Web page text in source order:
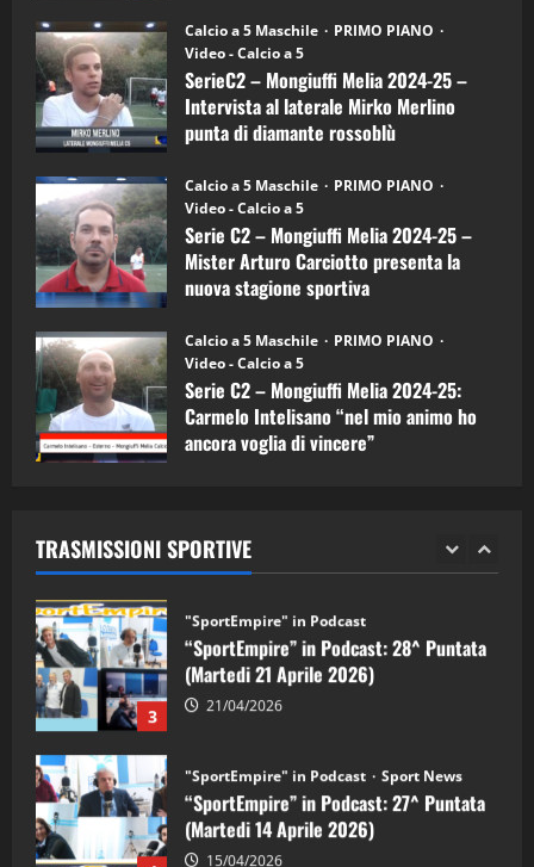
6)
–
Intervista
a
mister
Arturo
Carciotto
(Mongiuffi
Calcio a 5 Maschile
PRIMO PIANO
Video - Calcio a 5
SerieC2 – Mongiuffi Melia 2024-25 –
Intervista al laterale Mirko Merlino
punta di diamante rossoblù
Calcio a 5 Maschile
PRIMO PIANO
Video - Calcio a 5
Serie C2 – Mongiuffi Melia 2024-25 –
Mister Arturo Carciotto presenta la
nuova stagione sportiva
Calcio a 5 Maschile
PRIMO PIANO
Video - Calcio a 5
Serie C2 – Mongiuffi Melia 2024-25:
Carmelo Intelisano “nel mio animo ho
ancora voglia di vincere”
TRASMISSIONI SPORTIVE
4
“SportEmpire” in Podcast: 27^ Puntata
(Martedi 14 Aprile 2026)
15/04/2026
5
“SportEmpire” in Podcast: 26^ Puntata
(Martedi 07 Aprile 2026)
08/04/2026
1
“SportEmpire” in Podcast: 30^ Puntata
(Martedi 05 Maggio 2026)
08/05/2026
2 28/04/2026
3
"SportEmpire" in Podcast
“SportEmpire” in Podcast: 28^ Puntata
(Martedi 21 Aprile 2026)
21/04/2026
"SportEmpire" in Podcast Sport News
“SportEmpire” in Podcast: 27^ Puntata
(Martedi 14 Aprile 2026)
15/04/2026